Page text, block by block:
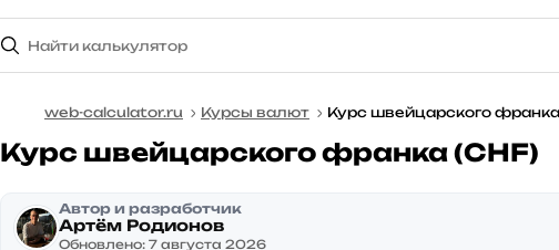
web-calculator.ru Курсы валют Курс швейцарского франка
Курс швейцарского франка (CHF)
Автор и разработчик
Артём Родионов
Обновлено: 7 августа 2026